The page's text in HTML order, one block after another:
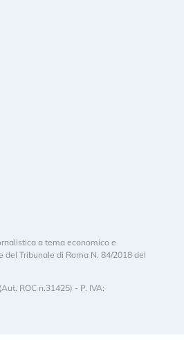
a tema economico e
Tribunale di Roma N. 84/2018 del
ROC n.31425) - P. IVA: